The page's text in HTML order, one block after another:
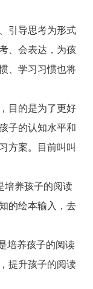
引导思考为形式
、会表达，为孩
、学习习惯也将
目的是为了更好
子的认知水平和
方案。目前叫叫
养孩子的阅读
的绘本输入，去
养孩子的阅读
提升孩子的阅读